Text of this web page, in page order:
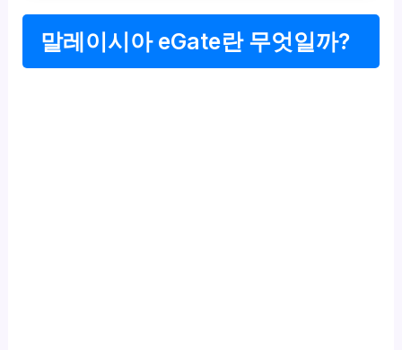
말레이시아 eGate란 무엇일까?